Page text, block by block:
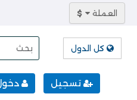
$ العملة
كل الدول
تسجيل